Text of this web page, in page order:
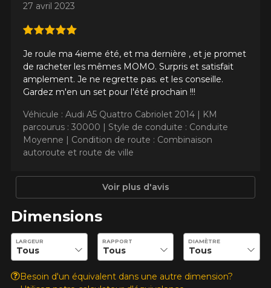
27 avril 2023
Je roule ma 4ieme été, et ma dernière , et je promet
de racheter les mêmes MOMO. Surpris et satisfait
amplement. Je ne regrette pas. et les conseille.
Gardez m'en un set pour l'été prochain !!!
Véhicule : Audi A5 Quattro Cabriolet 2014 |
KM
parcourus : 30000 | Style de conduite : Conduite
Moyenne | Condition de route : Combinaison
autoroute et route de ville
Voir plus d'avis
Dimensions
Entrez les dimensions souhaitées pour vérifier la disponibilité
LARGEUR RAPPORT DIAMÈTRE
Besoin d'un équivalent dans une autre dimension?
Marque
Modèle
Option
KM parcourus
Style de conduite
VOICI LES DIMENSIONS POUR VOTRE VÉHICULE